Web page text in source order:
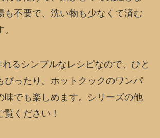
も不要で、洗い物も少なくて済む
るシンプルなレシピなので、ひと
ぴったり。ホットクックのワンパ
味でも楽しめます。シリーズの他
ください！